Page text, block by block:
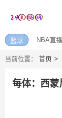
篮球 NBA直播
当前位置： 首页
每体：西蒙